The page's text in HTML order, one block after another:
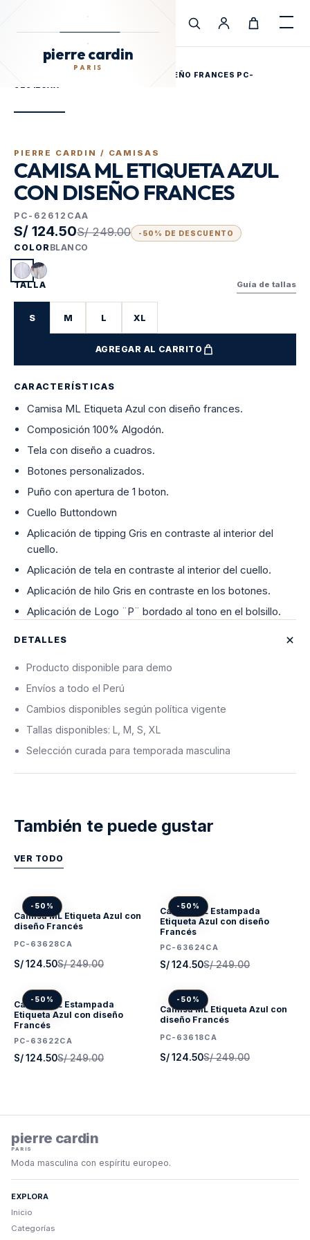
pierre cardin
PARIS
Cargando Pierre Cardin
PARIS
/TIENDA/
CAMISA ML ETIQUETA AZUL CON DISEÑO FRANCES PC-
62612CAA
PIERRE CARDIN / CAMISAS
CAMISA ML ETIQUETA AZUL
CON DISEÑO FRANCES
PC-62612CAA
S/ 124.50S/ 249.00 - 50 % DE DESCUENTO
COLORBLANCO
TALLA Guía de tallas
S M L XL
AGREGAR AL CARRITO
CARACTERÍSTICAS
Camisa ML Etiqueta Azul con diseño frances.
Composición 100% Algodón.
Tela con diseño a cuadros.
Botones personalizados.
Puño con apertura de 1 boton.
Cuello Buttondown
Aplicación de tipping Gris en contraste al interior del
cuello.
Aplicación de tela en contraste al interior del cuello.
Aplicación de hilo Gris en contraste en los botones.
Aplicación de Logo ¨P¨ bordado al tono en el bolsillo.
DETALLES
Producto disponible para demo
Envíos a todo el Perú
Cambios disponibles según política vigente
Tallas disponibles: L, M, S, XL
Selección curada para temporada masculina
También te puede gustar
VER TODO
-50%
Camisa ML Etiqueta Azul con
diseño Francés
PC-63628CA
S/ 124.50S/ 249.00
-50%
Camisa ML Estampada
Etiqueta Azul con diseño
Francés
PC-63624CA
S/ 124.50S/ 249.00
-50%
Camisa ML Estampada
Etiqueta Azul con diseño
Francés
PC-63622CA
S/ 124.50S/ 249.00
-50%
Camisa ML Etiqueta Azul con
diseño Francés
PC-63618CA
S/ 124.50S/ 249.00
pierre cardin
PARIS
Moda masculina con espíritu europeo.
EXPLORA
Inicio
Categorías